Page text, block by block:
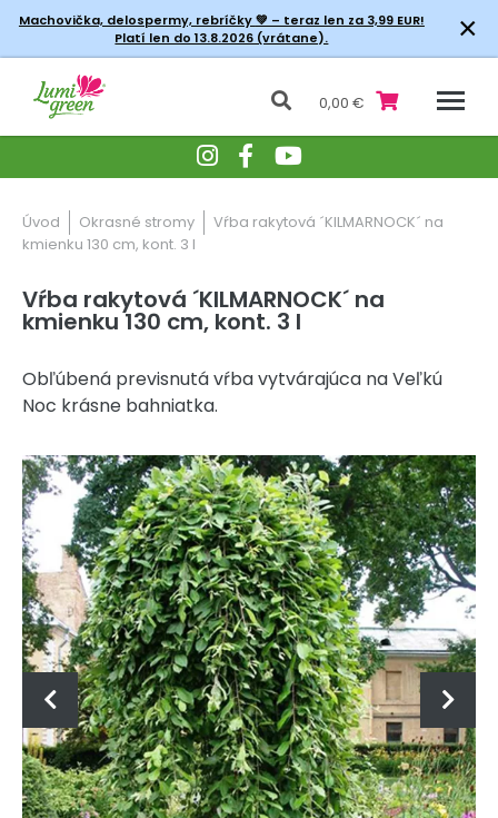
Machovička, delospermy, rebríčky💚 – teraz len za 3,99 EUR!
Platí len do 13.8.2026 (vrátane).
×
0,00 €
Úvod Okrasné stromy
Vŕba rakytová ´KILMARNOCK´ na
kmienku 130 cm, kont. 3 l
Vŕba rakytová ´KILMARNOCK´ na
kmienku 130 cm, kont. 3 l
Obľúbená previsnutá vŕba vytvárajúca na Veľkú
Noc krásne bahniatka.